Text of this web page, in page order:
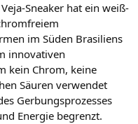
Sneaker hat ein weiß-
im Süden Brasiliens
innovativen
kein Chrom, keine
Säuren verwendet
Gerbungsprozesses
Energie begrenzt.